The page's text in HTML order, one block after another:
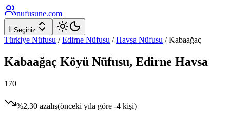
nufusune.com
İl Seçiniz
Türkiye Nüfusu / Edirne Nüfusu / Havsa Nüfusu /Kabaağaç
Kabaağaç Köyü Nüfusu, Edirne Havsa
170
%2,30 azalış(önceki yıla göre -4 kişi)